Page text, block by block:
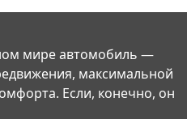
мире автомобиль —
максимальной
Если, конечно, он